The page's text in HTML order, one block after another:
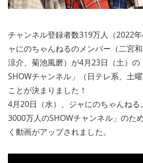
チャンネル登録者数319万人（2022
ャにのちゃんねるのメンバー（二宮
涼介、菊池風磨）が4月23日（土）
SHOWチャンネル」（日テレ系、土
ことが決まりました！
4月20日（水）、ジャにのちゃんね
3000万人のSHOWチャンネル」のた
く動画がアップされました。